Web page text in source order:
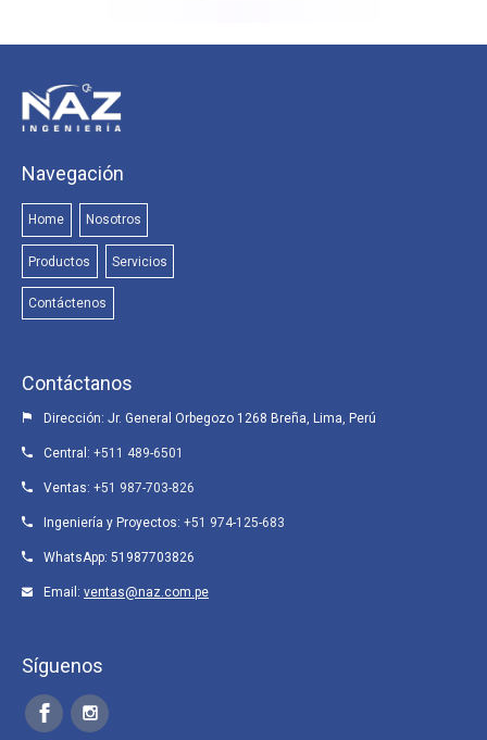
Navegación
Home Nosotros
Productos Servicios
Contáctenos
Contáctanos
Dirección: Jr. General Orbegozo 1268 Breña, Lima, Perú
Central: +511 489-6501
Ventas: +51 987-703-826
Ingeniería y Proyectos: +51 974-125-683
WhatsApp: 51987703826
Email: ventas@naz.com.pe
Síguenos